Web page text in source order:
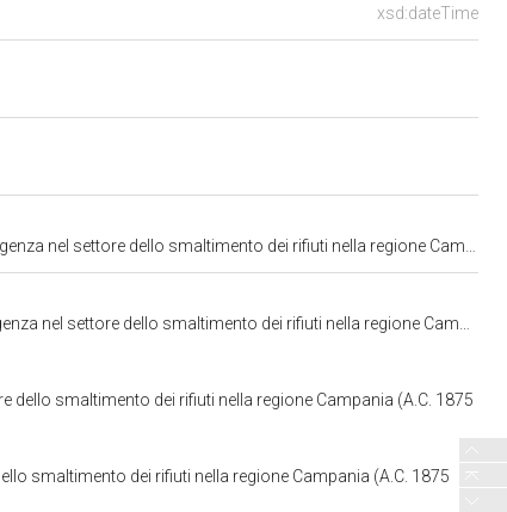
xsd:dateTime
nella regione Campania, nonché misure urgenti di tutela ambientale" (1875)
dello smaltimento dei rifiuti nella regione Campania (A.C. 1875
dello smaltimento dei rifiuti nella regione Campania (A.C. 1875
smaltimento dei rifiuti nella regione Campania (A.C. 1875